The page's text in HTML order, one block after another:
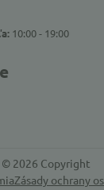
10:00 - 19:00
© 2026 Copyright
Zásady ochrany